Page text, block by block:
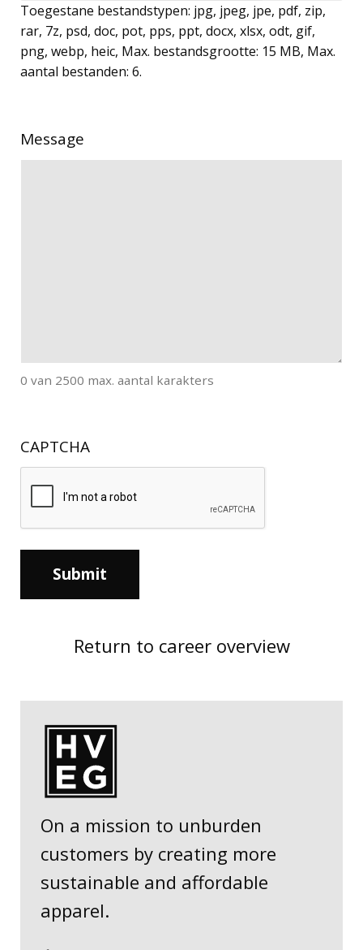
Toegestane bestandstypen: jpg, jpeg, jpe, pdf, zip,
rar, 7z, psd, doc, pot, pps, ppt, docx, xlsx, odt, gif,
png, webp, heic, Max. bestandsgrootte: 15 MB, Max.
aantal bestanden: 6.
Message
0 van 2500 max. aantal karakters
CAPTCHA
Return to career overview
On a mission to unburden
customers by creating more
sustainable and affordable
apparel.